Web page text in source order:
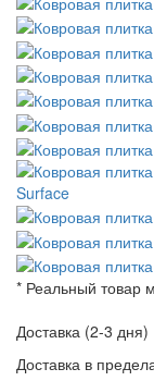
* Реальный товар
Доставка (2-3 дня)
Доставка в